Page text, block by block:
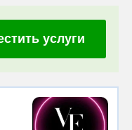
услуги